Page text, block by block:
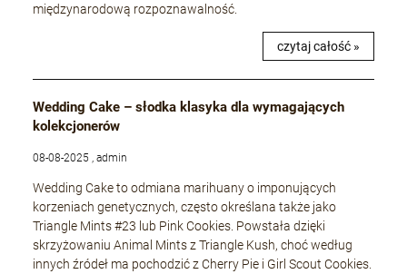
międzynarodową rozpoznawalność.
czytaj całość »
Wedding Cake – słodka klasyka dla wymagających
kolekcjonerów
08-08-2025 , admin
Wedding Cake to odmiana marihuany o imponujących
korzeniach genetycznych, często określana także jako
Triangle Mints #23 lub Pink Cookies. Powstała dzięki
skrzyżowaniu Animal Mints z Triangle Kush, choć według
innych źródeł ma pochodzić z Cherry Pie i Girl Scout Cookies.